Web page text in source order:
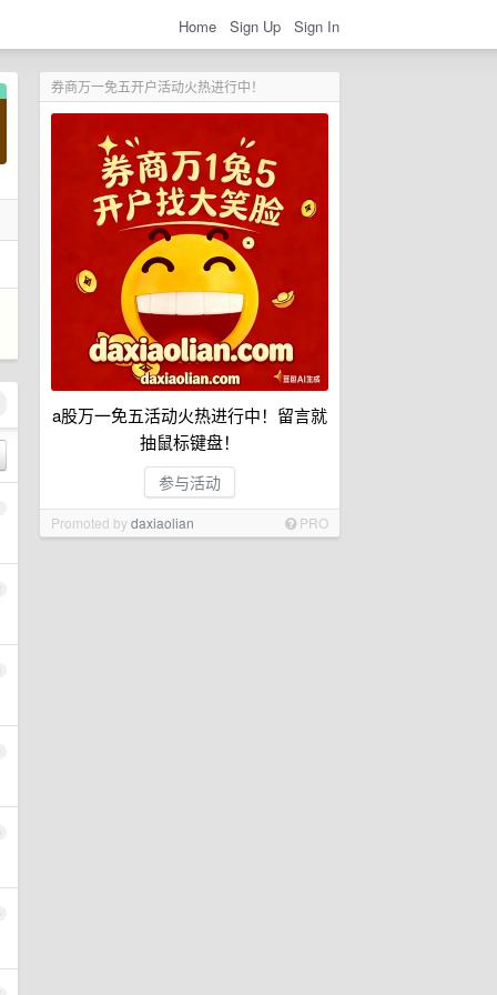
Home Sign Up Sign In
券商万一免五开户活动火热进行中！
a股万一免五活动火热进行中！留言就
抽鼠标键盘！
参与活动
Promoted bydaxiaolian PRO